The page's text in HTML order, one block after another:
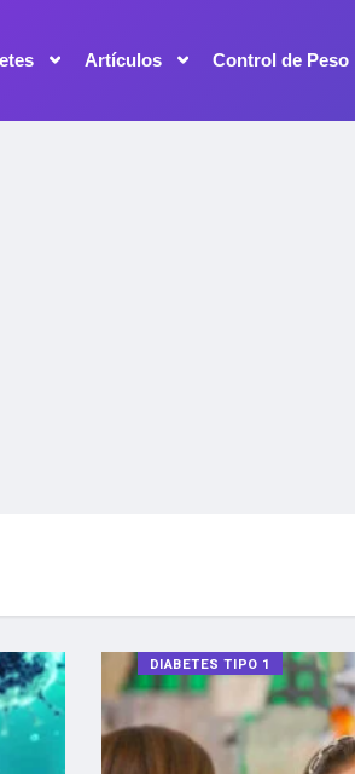
Artículos Control de Peso
DIABETES TIPO 1